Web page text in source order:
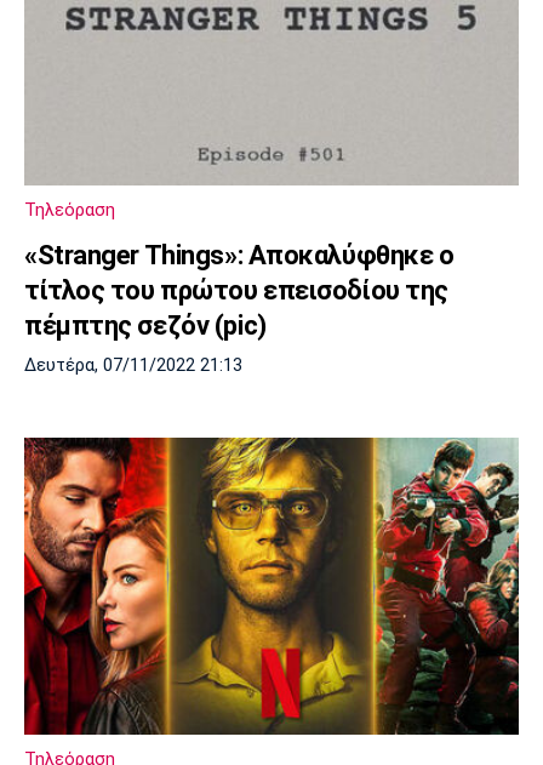
Τηλεόραση
«Stranger Things»: Αποκαλύφθηκε ο
τίτλος του πρώτου επεισοδίου της
πέμπτης σεζόν (pic)
Δευτέρα, 07/11/2022 21:13
Τηλεόραση